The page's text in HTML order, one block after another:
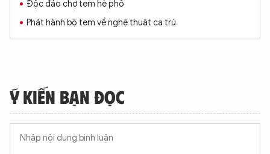
Độc đáo chợ tem hè phố
Phát hành bộ tem về nghệ thuật ca trù
Ý KIẾN BẠN ĐỌC